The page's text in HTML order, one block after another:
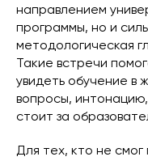
направлением
программы, но и
методологическая
Такие встречи
увидеть обучение в
вопросы,
стоит за
Для тех, кто не смог